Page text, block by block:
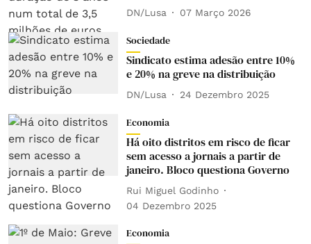
DN/Lusa 07 Março 2026
Sociedade
Sindicato estima adesão entre 10%
e 20% na greve na distribuição
DN/Lusa 24 Dezembro 2025
Economia
Há oito distritos em risco de ficar
sem acesso a jornais a partir de
janeiro. Bloco questiona Governo
Rui Miguel Godinho
04 Dezembro 2025
Economia